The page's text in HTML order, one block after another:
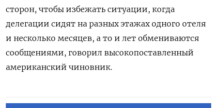
сторон, чтобы избежать ситуации, когда
делегации сидят на разных этажах одного отеля
и несколько месяцев, а то и лет обмениваются
сообщениями, говорил высокопоставленный
американский чиновник.